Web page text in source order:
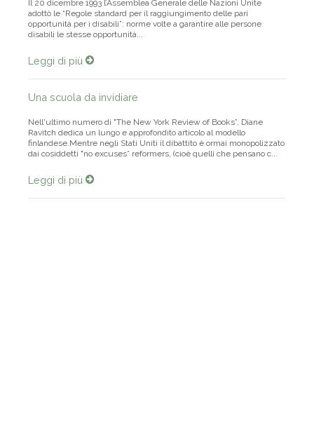
Il 20 dicembre 1993 l’Assemblea Generale delle Nazioni Unite
adottò le “Regole standard per il raggiungimento delle pari
opportunità per i disabili”: norme volte a garantire alle persone
disabili le stesse opportunità...
Leggi di più
Una scuola da invidiare
Nell'ultimo numero di "The New York Review of Books”, Diane
Ravitch dedica un lungo e approfondito articolo al modello
finlandese.Mentre negli Stati Uniti il dibattito è ormai monopolizzato
dai cosiddetti "no excuses” reformers, (cioè quelli che pensano c...
Leggi di più